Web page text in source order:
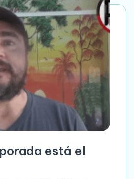
está el